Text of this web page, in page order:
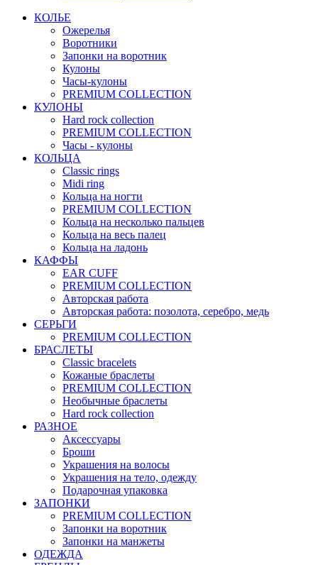
КОЛЬЕ
Ожерелья
Воротники
Запонки на воротник
Кулоны
Часы-кулоны
PREMIUM COLLECTION
КУЛОНЫ
Hard rock collection
PREMIUM COLLECTION
Часы - кулоны
КОЛЬЦА
Classic rings
Midi ring
Кольца на ногти
PREMIUM COLLECTION
Кольца на несколько пальцев
Кольца на весь палец
Кольца на ладонь
КАФФЫ
EAR CUFF
PREMIUM COLLECTION
Авторская работа
Авторская работа: позолота, серебро, медь
СЕРЬГИ
PREMIUM COLLECTION
БРАСЛЕТЫ
Classic bracelets
Кожаные браслеты
PREMIUM COLLECTION
Необычные браслеты
Hard rock collection
РАЗНОЕ
Аксессуары
Броши
Украшения на волосы
Украшения на тело, одежду
Подарочная упаковка
ЗАПОНКИ
PREMIUM COLLECTION
Запонки на воротник
Запонки на манжеты
ОДЕЖДА